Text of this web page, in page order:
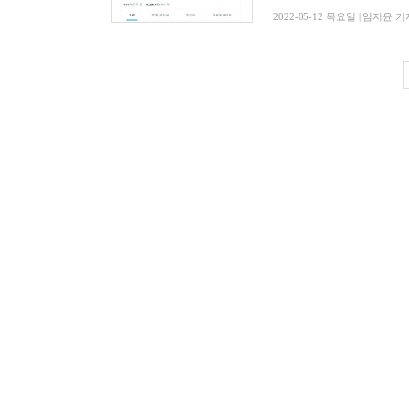
2022-05-12 목요일 | 임지윤 기